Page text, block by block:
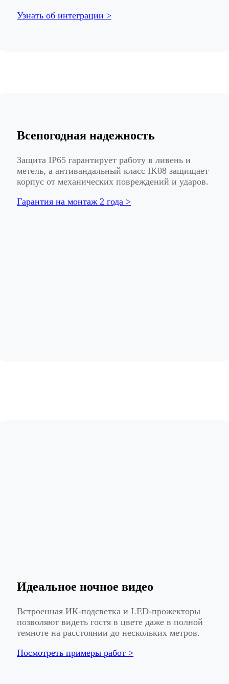
Узнать об интеграции >
Всепогодная надежность
Защита IP65 гарантирует работу в ливень и
метель, а антивандальный класс IK08 защищает
корпус от механических повреждений и ударов.
Гарантия на монтаж 2 года >
Идеальное ночное видео
Встроенная ИК-подсветка и LED-прожекторы
позволяют видеть гостя в цвете даже в полной
темноте на расстоянии до нескольких метров.
Посмотреть примеры работ >